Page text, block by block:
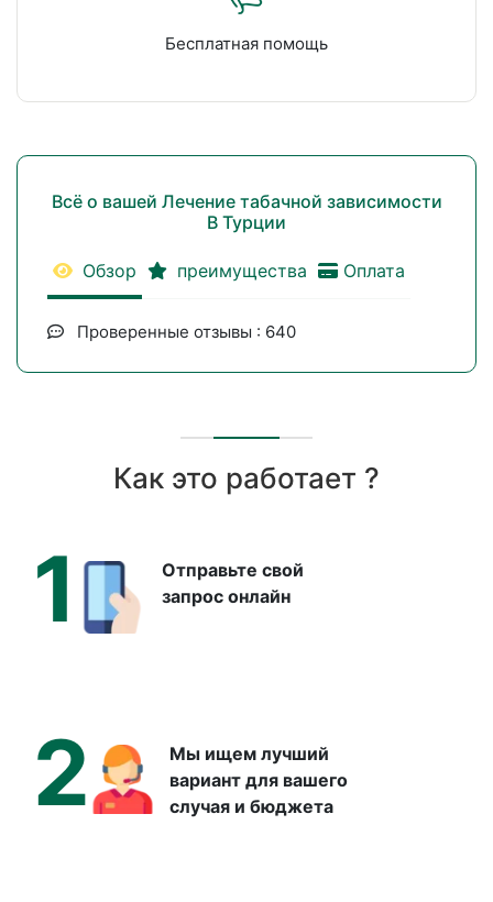
Бесплатная помощь
Всё о вашей Лечение табачной зависимости
В Турции
Обзор преимущества Оплата
Проверенные отзывы : 640
Как это работает ?
1
Отправьте свой
запрос онлайн
2
Мы ищем лучший
вариант для вашего
случая и бюджета